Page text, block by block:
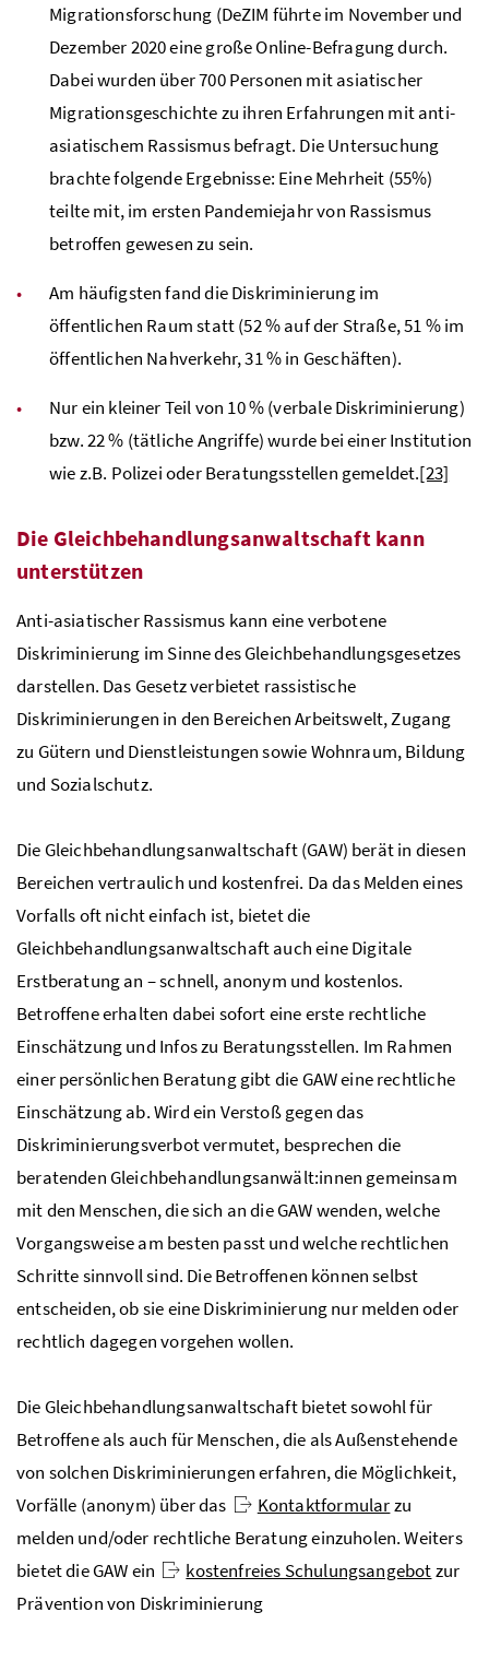
Migrationsforschung (DeZIM führte im November und
Dezember 2020 eine große Online-Befragung durch.
Dabei wurden über 700 Personen mit asiatischer
Migrationsgeschichte zu ihren Erfahrungen mit anti-
asiatischem Rassismus befragt. Die Untersuchung
brachte folgende Ergebnisse: Eine Mehrheit (55%)
teilte mit, im ersten Pandemiejahr von Rassismus
betroffen gewesen zu sein.
Am häufigsten fand die Diskriminierung im
öffentlichen Raum statt (52 % auf der Straße, 51 % im
öffentlichen Nahverkehr, 31 % in Geschäften).
Nur ein kleiner Teil von 10 % (verbale Diskriminierung)
bzw. 22 % (tätliche Angriffe) wurde bei einer Institution
wie z.B. Polizei oder Beratungsstellen gemeldet.[23]
Die Gleichbehandlungsanwaltschaft kann
unterstützen
Anti-asiatischer Rassismus kann eine verbotene
Diskriminierung im Sinne des Gleichbehandlungsgesetzes
darstellen. Das Gesetz verbietet rassistische
Diskriminierungen in den Bereichen Arbeitswelt, Zugang
zu Gütern und Dienstleistungen sowie Wohnraum, Bildung
und Sozialschutz.
Die Gleichbehandlungsanwaltschaft (GAW) berät in diesen
Bereichen vertraulich und kostenfrei. Da das Melden eines
Vorfalls oft nicht einfach ist, bietet die
Gleichbehandlungsanwaltschaft auch eine Digitale
Erstberatung an – schnell, anonym und kostenlos.
Betroffene erhalten dabei sofort eine erste rechtliche
Einschätzung und Infos zu Beratungsstellen. Im Rahmen
einer persönlichen Beratung gibt die GAW eine rechtliche
Einschätzung ab. Wird ein Verstoß gegen das
Diskriminierungsverbot vermutet, besprechen die
beratenden Gleichbehandlungsanwält:innen gemeinsam
mit den Menschen, die sich an die GAW wenden, welche
Vorgangsweise am besten passt und welche rechtlichen
Schritte sinnvoll sind. Die Betroffenen können selbst
entscheiden, ob sie eine Diskriminierung nur melden oder
rechtlich dagegen vorgehen wollen.
Die Gleichbehandlungsanwaltschaft bietet sowohl für
Betroffene als auch für Menschen, die als Außenstehende
von solchen Diskriminierungen erfahren, die Möglichkeit,
Vorfälle (anonym) über das
Kontaktformularzu
melden und/oder rechtliche Beratung einzuholen. Weiters
bietet die GAW ein
kostenfreies Schulungsangebotzur
Prävention von Diskriminierung